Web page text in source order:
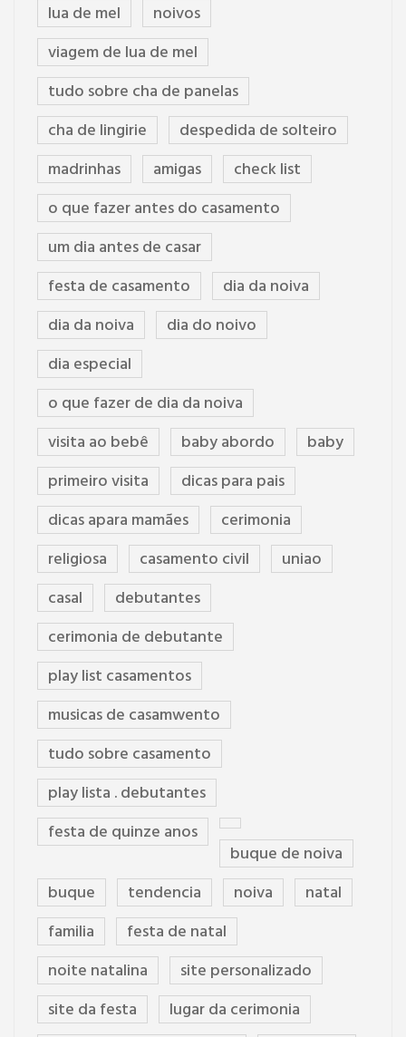
lua de mel
noivos
viagem de lua de mel
tudo sobre cha de panelas
cha de lingirie
despedida de solteiro
madrinhas
amigas
check list
o que fazer antes do casamento
um dia antes de casar
festa de casamento
dia da noiva
dia da noiva
dia do noivo
dia especial
o que fazer de dia da noiva
visita ao bebê
baby abordo
baby
primeiro visita
dicas para pais
dicas apara mamães
cerimonia
religiosa
casamento civil
uniao
casal
debutantes
cerimonia de debutante
play list casamentos
musicas de casamwento
tudo sobre casamento
play lista . debutantes
festa de quinze anos
buque de noiva
buque
tendencia noiva
natal
familia
festa de natal
noite natalina
site personalizado
site da festa
lugar da cerimonia